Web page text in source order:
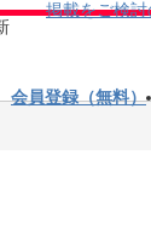
掲載をご検
会員登録（無料）